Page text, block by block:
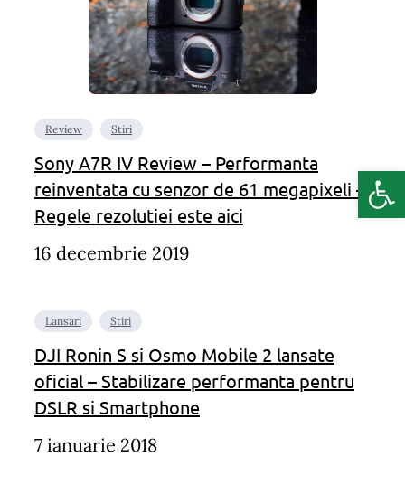
Review Stiri
Sony A7R IV Review – Performanta
reinventata cu senzor de 61 megapixeli –
Regele rezolutiei este aici
16 decembrie 2019
Lansari Stiri
DJI Ronin S si Osmo Mobile 2 lansate
oficial – Stabilizare performanta pentru
DSLR si Smartphone
7 ianuarie 2018